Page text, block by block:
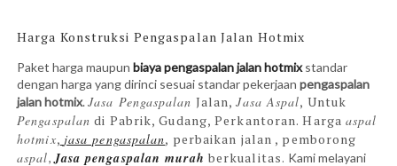
Harga Konstruksi Pengaspalan Jalan Hotmix
Paket harga maupun biaya pengaspalan jalan hotmixstandar
dengan harga yang dirinci sesuai standar pekerjaan pengaspalan
jalan hotmix.Jasa Pengaspalan Jalan,Jasa Aspal, Untuk
Pengaspalan di Pabrik, Gudang, Perkantoran.Hargaaspal
hotmix, jasa pengaspalan, perbaikan jalan , pemborong
aspal,Jasa pengaspalan murah berkualitas. Kami melayani